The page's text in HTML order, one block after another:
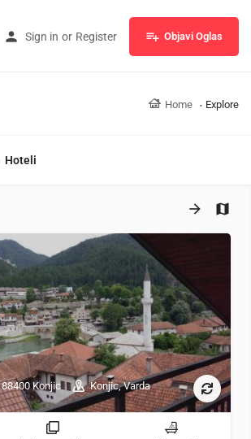
Sign in or Register Objavi Oglas
Home Explore
Hoteli
Konjic Konjic, Varda